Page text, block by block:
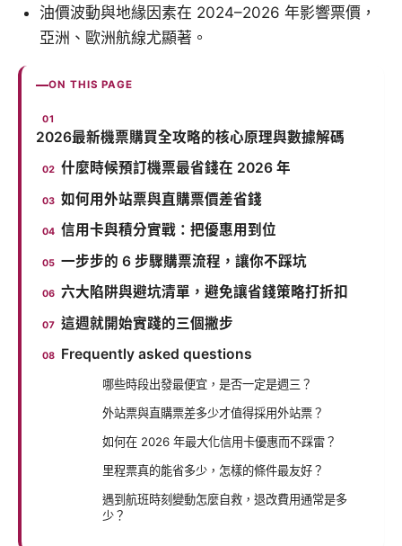
油價波動與地緣因素在 2024–2026 年影響票價，
亞洲、歐洲航線尤顯著。
ON THIS PAGE
2026最新機票購買全攻略的核心原理與數據解碼
什麼時候預訂機票最省錢在 2026 年
如何用外站票與直購票價差省錢
信用卡與積分實戰：把優惠用到位
一步步的 6 步驟購票流程，讓你不踩坑
六大陷阱與避坑清單，避免讓省錢策略打折扣
這週就開始實踐的三個撇步
Frequently asked questions
哪些時段出發最便宜，是否一定是週三？
外站票與直購票差多少才值得採用外站票？
如何在 2026 年最大化信用卡優惠而不踩雷？
里程票真的能省多少，怎樣的條件最友好？
遇到航班時刻變動怎麼自救，退改費用通常是多
少？